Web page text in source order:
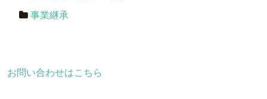
事業継承
お問い合わせはこちら